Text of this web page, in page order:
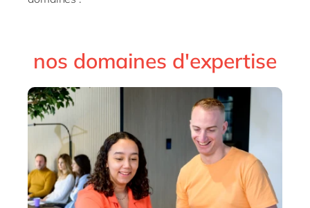
nos domaines d'expertise